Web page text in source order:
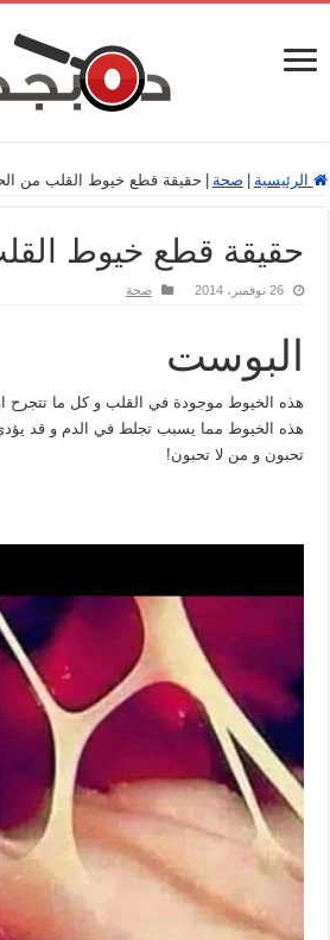
الرئيسية صحة حقيقة قطع خيوط القلب من
حقيقة قطع خيوط
26 نوفمبر، 2014 صحة
البوست
هذه الخيوط موجودة في القلب و كل ما تتجرح
هذه الخيوط مما يسبب تجلط في الدم و قد
تحبون و من لا تحبون!